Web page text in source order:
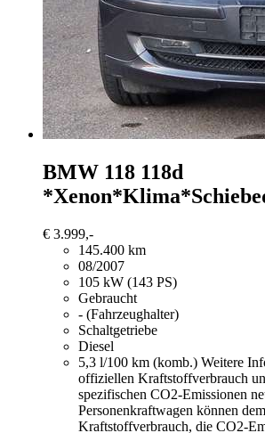
BMW 118 118d
€ 3.999,-
145.400 km
08/2007
105 kW (143 PS)
Gebraucht
- (Fahrzeughalter)
Schaltgetriebe
Diesel
5,3 l/100 km (komb.) Weitere
offiziellen Kraftstoffverbrauch
spezifischen CO2-Emissionen
Personenkraftwagen können
Kraftstoffverbrauch, die CO2-